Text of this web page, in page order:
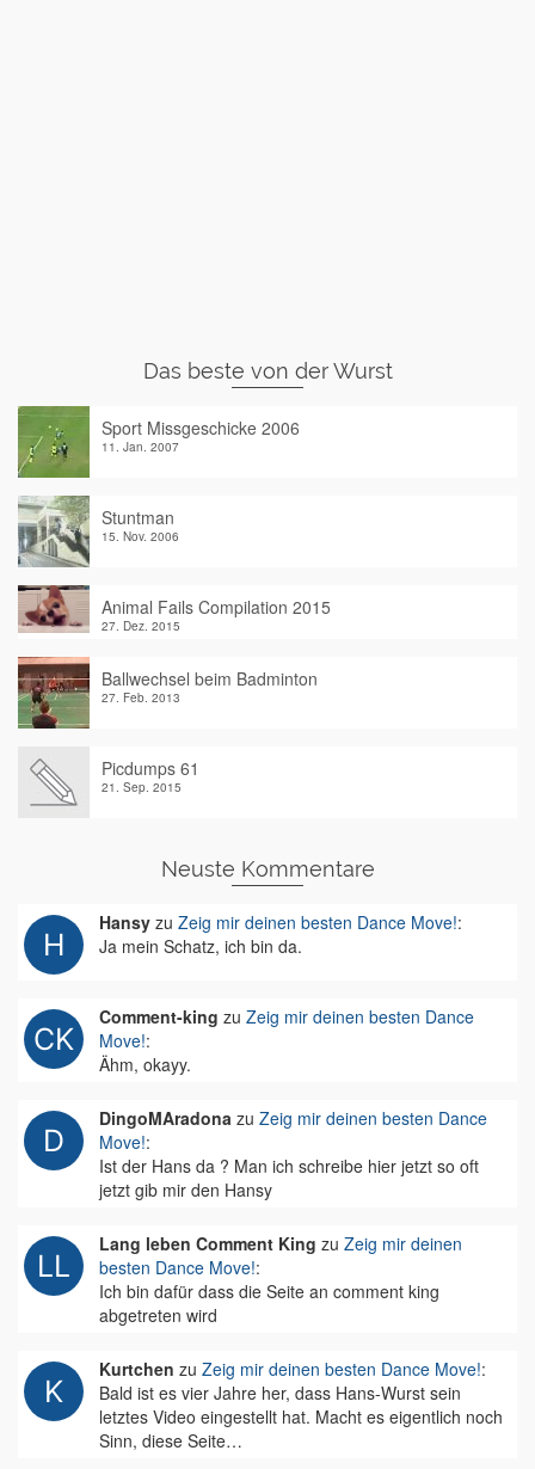
Das beste von der Wurst
Sport Missgeschicke 2006
11. Jan. 2007
Stuntman
15. Nov. 2006
Animal Fails Compilation 2015
27. Dez. 2015
Ballwechsel beim Badminton
27. Feb. 2013
Picdumps 61
21. Sep. 2015
Neuste Kommentare
Hansy zu Zeig mir deinen besten Dance Move!:
Ja mein Schatz, ich bin da.
Comment-king zu Zeig mir deinen besten Dance
Move!:
Ähm, okayy.
DingoMAradona zu Zeig mir deinen besten Dance
Move!:
Ist der Hans da ? Man ich schreibe hier jetzt so oft
jetzt gib mir den Hansy
Lang leben Comment King zu Zeig mir deinen
besten Dance Move!:
Ich bin dafür dass die Seite an comment king
abgetreten wird
Kurtchen zu Zeig mir deinen besten Dance Move!:
Bald ist es vier Jahre her, dass Hans-Wurst sein
letztes Video eingestellt hat. Macht es eigentlich noch
Sinn, diese Seite…